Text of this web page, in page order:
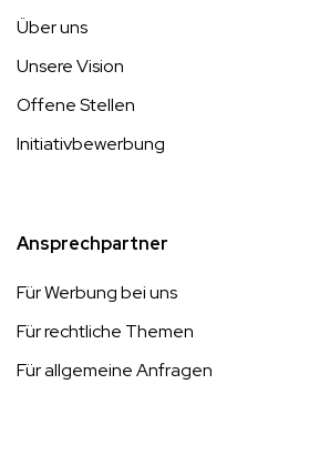
Über uns
Unsere Vision
Offene Stellen
Initiativbewerbung
Ansprechpartner
Für Werbung bei uns
Für rechtliche Themen
Für allgemeine Anfragen